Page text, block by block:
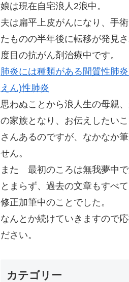
娘は現在自宅浪人2浪中。
夫は扁平上皮がんになり、手
たものの半年後に転移が発見
度目の抗がん剤治療中です。
肺炎には種類がある間質性肺
えん)性肺炎
思わぬことから浪人生の母親
の家族となり、お伝えしたいこ
さんあるのですが、なかなか
せん。
また 最初のころは無我夢中で
とまらず、過去の文章もすべ
修正加筆中のことでした。
なんとか続けていきますので応
ださい。
カテゴリー